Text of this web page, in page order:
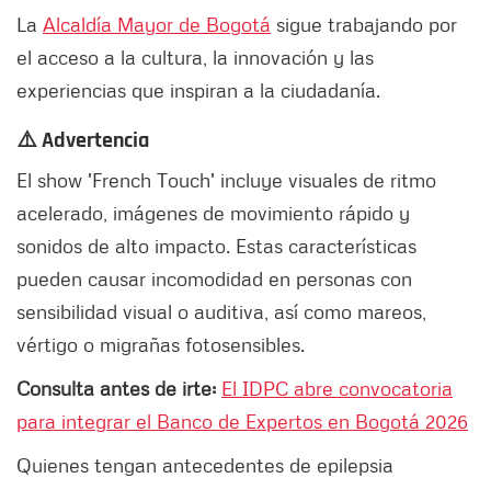
La Alcaldía Mayor de Bogotá sigue trabajando por
el acceso a la cultura, la innovación y las
experiencias que inspiran a la ciudadanía.
⚠️ Advertencia
El show 'French Touch' incluye visuales de ritmo
acelerado, imágenes de movimiento rápido y
sonidos de alto impacto. Estas características
pueden causar incomodidad en personas con
sensibilidad visual o auditiva, así como mareos,
vértigo o migrañas fotosensibles.
Consulta antes de irte: El IDPC abre convocatoria
para integrar el Banco de Expertos en Bogotá 2026
Quienes tengan antecedentes de epilepsia